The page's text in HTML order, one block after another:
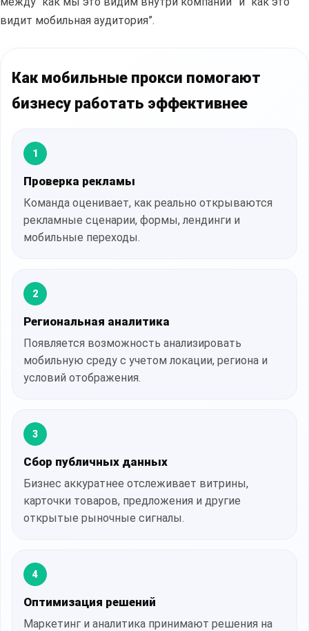
видит мобильная аудитория”.
Как мобильные прокси помогают
бизнесу работать эффективнее
1
Проверка рекламы
Команда оценивает, как реально открываются
рекламные сценарии, формы, лендинги и
мобильные переходы.
2
Региональная аналитика
Появляется возможность анализировать
мобильную среду с учетом локации, региона и
условий отображения.
3
Сбор публичных данных
Бизнес аккуратнее отслеживает витрины,
карточки товаров, предложения и другие
открытые рыночные сигналы.
4
Оптимизация решений
Маркетинг и аналитика принимают решения на